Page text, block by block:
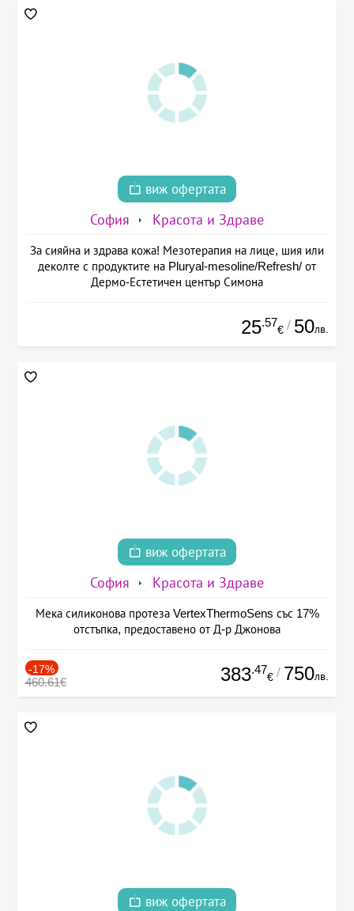
виж офертата
София Красота и Здраве
За сияйна и здрава кожа! Мезотерапия на лице, шия или
деколте с продуктите на Pluryal-mesoline/Refresh/ от
Дермо-Естетичен център Симона
25.57
€ / 50лв.
виж офертата
София Красота и Здраве
Мека силиконова протеза VertexThermoSens със 17%
отстъпка, предоставено от Д-р Джонова
-17%
460.61€ 383.47
€ / 750лв.
виж офертата